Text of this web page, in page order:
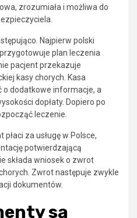
zrozumiała i możliwa do
Najpierw polski
plan leczenia
pacjent przekazuje
kasy chorych. Kasa
o dodatkowe informacje, a
dopłaty. Dopiero po
leczenie.
za usługę w Polsce,
potwierdzającą
składa wniosek o zwrot
Zwrot następuje zwykle
dokumentów.
są